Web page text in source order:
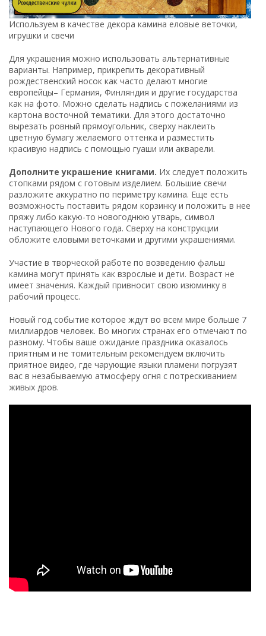
Используем в качестве декора камина еловые веточки,
игрушки и свечи
Для украшения можно использовать альтернативные
варианты. Например, прикрепить декоративный
рождественский носок как часто делают многие
европейцы– Германия, Финляндия и другие государства
как на фото. Можно сделать надпись с пожеланиями из
картона восточной тематики. Для этого достаточно
вырезать ровный прямоугольник, сверху наклеить
цветную бумагу желаемого оттенка и разместить
красивую надпись с помощью гуаши или акварели.
Дополните украшение книгами. Их следует положить
стопками рядом с готовым изделием. Большие свечи
разложите аккуратно по периметру камина. Еще есть
возможность поставить рядом корзинку и положить в нее
пряжу либо какую-то новогоднюю утварь, символ
наступающего Нового года. Сверху на конструкции
обложите еловыми веточками и другими украшениями.
Участие в творческой работе по возведению фальш
камина могут принять как взрослые и дети. Возраст не
имеет значения. Каждый привносит свою изюминку в
рабочий процесс.
Новый год событие которое ждут во всем мире больше 7
миллиардов человек. Во многих странах его отмечают по
разному. Чтобы ваше ожидание праздника оказалось
приятным и не томительным рекомендуем включить
приятное видео, где чарующие языки пламени погрузят
вас в незабываемую атмосферу огня с потрескиванием
живых дров.